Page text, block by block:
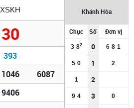
XSKH
30
393
1046 6087
9406
Khánh Hòa
Chục Số Đơn vị
3 82 0 6 8 1
5 0 1 2
1 2
9 4 3 0